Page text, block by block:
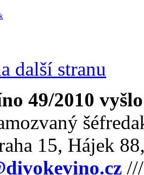
další stranu
49/2010
15, Hájek